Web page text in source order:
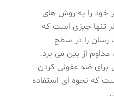
خود را به روش های
تنها چیزی است که
رسان را در سطح
از بین می برد.
ضد عفونی کردن
که نحوه ای استفاده